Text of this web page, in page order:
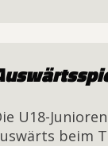
U18-
beim